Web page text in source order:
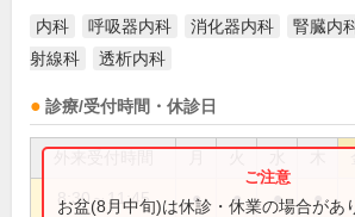
内科 呼吸器内科 消化器内科 腎臓内
射線科
透析内科
診療/受付時間・休診日
8:30～11:45 ● ● ● ●
お盆(8月中旬)は休診・休業の場合があ